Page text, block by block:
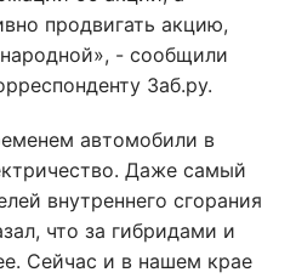
продвигать акцию,
- сообщили
Заб.ру.
автомобили в
Даже самый
внутреннего сгорания
что за гибридами и
Сейчас и в нашем крае